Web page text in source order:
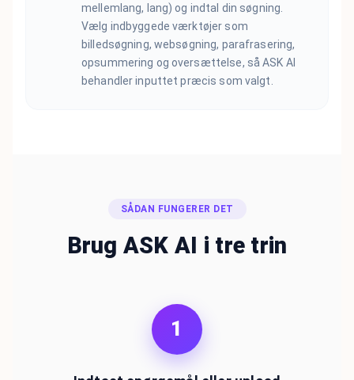
mellemlang, lang) og indtal din søgning.
Vælg indbyggede værktøjer som
billedsøgning, websøgning, parafrasering,
opsummering og oversættelse, så ASK AI
behandler inputtet præcis som valgt.
SÅDAN FUNGERER DET
Brug ASK AI i tre trin
1